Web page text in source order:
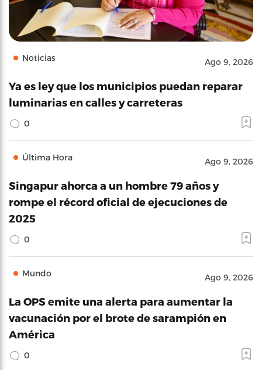
Noticias Ago 9, 2026
Ya es ley que los municipios puedan reparar
luminarias en calles y carreteras
0
Última Hora Ago 9, 2026
Singapur ahorca a un hombre 79 años y
rompe el récord oficial de ejecuciones de
2025
0
Mundo Ago 9, 2026
La OPS emite una alerta para aumentar la
vacunación por el brote de sarampión en
América
0